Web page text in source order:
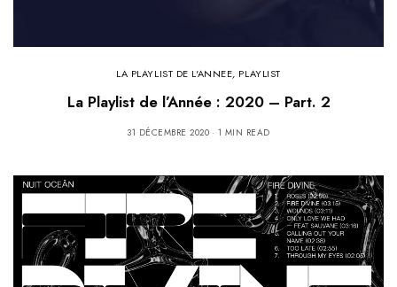
LA PLAYLIST DE L'ANNEE, PLAYLIST
La Playlist de l’Année : 2020 – Part. 2
31 DÉCEMBRE 2020 1 MIN READ